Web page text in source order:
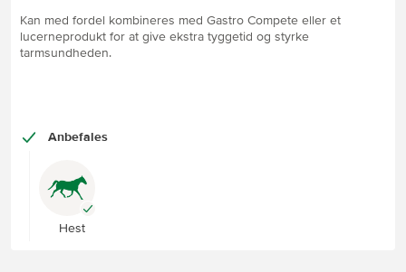
Kan med fordel kombineres med Gastro Compete eller et
lucerneprodukt for at give ekstra tyggetid og styrke
tarmsundheden.
Anbefales
Hest